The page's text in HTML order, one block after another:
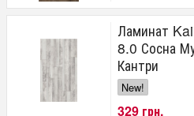
Ламинат
8.0 Сосна
Кантри
New!
329 грн.